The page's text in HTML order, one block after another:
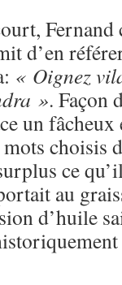
Fernand
d’en
« Oignez
». Façon
un
choisis
ce
au
d’huile